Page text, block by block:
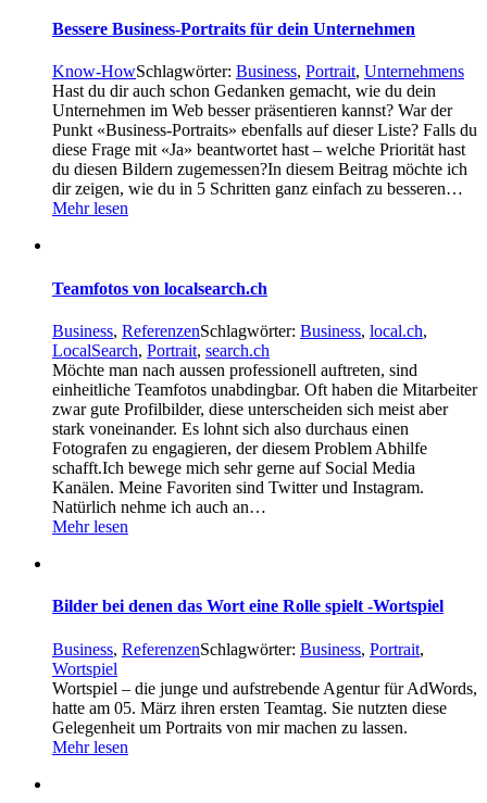
Bessere Business-Portraits für dein Unternehmen
Know-HowSchlagwörter: Business, Portrait, Unternehmens
Hast du dir auch schon Gedanken gemacht, wie du dein
Unternehmen im Web besser präsentieren kannst? War der
Punkt «Business-Portraits» ebenfalls auf dieser Liste? Falls du
diese Frage mit «Ja» beantwortet hast – welche Priorität hast
du diesen Bildern zugemessen?In diesem Beitrag möchte ich
dir zeigen, wie du in 5 Schritten ganz einfach zu besseren…
Mehr lesen
Teamfotos von localsearch.ch
Business, ReferenzenSchlagwörter: Business, local.ch,
LocalSearch, Portrait, search.ch
Möchte man nach aussen professionell auftreten, sind
einheitliche Teamfotos unabdingbar. Oft haben die Mitarbeiter
zwar gute Profilbilder, diese unterscheiden sich meist aber
stark voneinander. Es lohnt sich also durchaus einen
Fotografen zu engagieren, der diesem Problem Abhilfe
schafft.Ich bewege mich sehr gerne auf Social Media
Kanälen. Meine Favoriten sind Twitter und Instagram.
Natürlich nehme ich auch an…
Mehr lesen
Bilder bei denen das Wort eine Rolle spielt -Wortspiel
Business, ReferenzenSchlagwörter: Business, Portrait,
Wortspiel
Wortspiel – die junge und aufstrebende Agentur für AdWords,
hatte am 05. März ihren ersten Teamtag. Sie nutzten diese
Gelegenheit um Portraits von mir machen zu lassen.
Mehr lesen